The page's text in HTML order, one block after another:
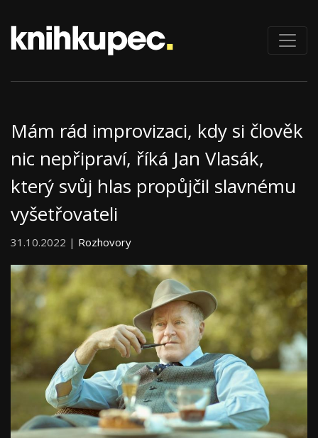
Mám rád improvizaci, kdy si člověk
nic nepřipraví, říká Jan Vlasák,
který svůj hlas propůjčil slavnému
vyšetřovateli
31.10.2022 | Rozhovory